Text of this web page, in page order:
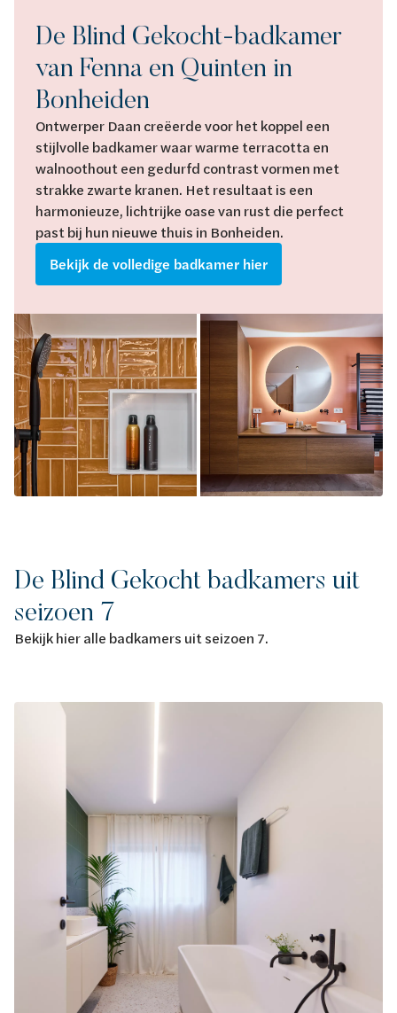
De Blind Gekocht-badkamer
van Fenna en Quinten in
Bonheiden
Ontwerper Daan creëerde voor het koppel een
stijlvolle badkamer waar warme terracotta en
walnoothout een gedurfd contrast vormen met
strakke zwarte kranen. Het resultaat is een
harmonieuze, lichtrijke oase van rust die perfect
past bij hun nieuwe thuis in Bonheiden.
Bekijk de volledige badkamer hier
De Blind Gekocht badkamers uit
seizoen 7
Bekijk hier alle badkamers uit seizoen 7.